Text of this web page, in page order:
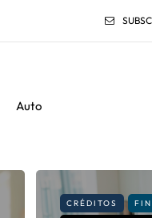
Auto
CRÉDITOS